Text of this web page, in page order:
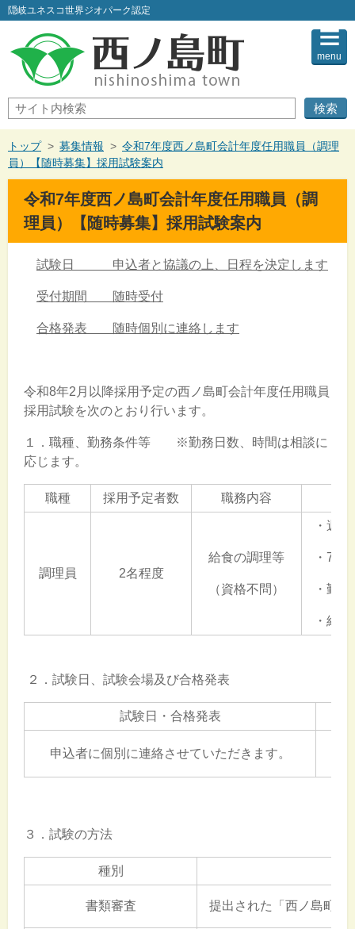
このページの本文へ
隠岐ユネスコ世界ジオパーク認定
サ
イ
ト
内
検
索
menu
現
在
の
置：
トップ > 募集情報 > 令和7年度西ノ島町会計年度任用職員（調理
員）【随時募集】採用試験案内
令和7年度西ノ島町会計年度任用職員（調
理員）【随時募集】採用試験案内
試験日 申込者と協議の上、日程を決定します
受付期間 随時受付
合格発表 随時個別に連絡します
令和8年2月以降採用予定の西ノ島町会計年度任用職員
採用試験を次のとおり行います。
１．職種、勤務条件等 ※勤務日数、時間は相談に
応じます。
職種 採用予定者数 職務内容
調理員 2名程度
給食の調理等
（資格不問）
・週5
・7：
・勤
・給
２．試験日、試験会場及び合格発表
試験日・合格発表
申込者に個別に連絡させていただきます。
３．試験の方法
種別
書類審査 提出された「西ノ島町採